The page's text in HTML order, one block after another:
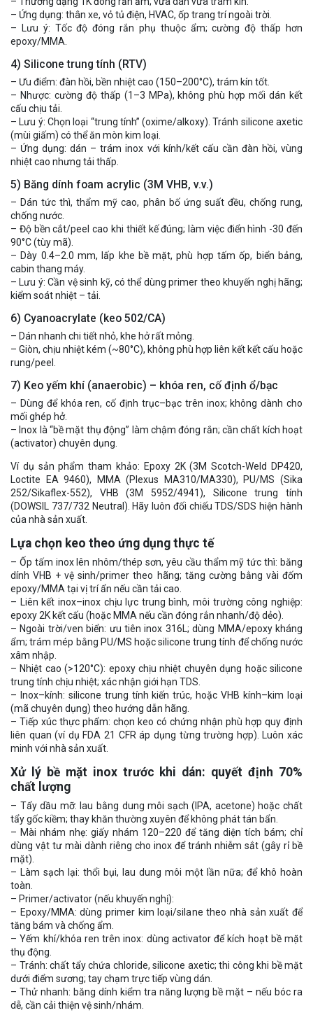
– Ứng dụng: thân xe, vỏ tủ điện, HVAC, ốp trang trí ngoài trời.
– Lưu ý: Tốc độ đóng rắn phụ thuộc ẩm; cường độ thấp hơn
epoxy/MMA.
4) Silicone trung tính (RTV)
– Ưu điểm: đàn hồi, bền nhiệt cao (150–200°C), trám kín tốt.
– Nhược: cường độ thấp (1–3 MPa), không phù hợp mối dán kết
cấu chịu tải.
– Lưu ý: Chọn loại “trung tính” (oxime/alkoxy). Tránh silicone axetic
(mùi giấm) có thể ăn mòn kim loại.
– Ứng dụng: dán – trám inox với kính/kết cấu cần đàn hồi, vùng
nhiệt cao nhưng tải thấp.
5) Băng dính foam acrylic (3M VHB, v.v.)
– Dán tức thì, thẩm mỹ cao, phân bố ứng suất đều, chống rung,
chống nước.
– Độ bền cắt/peel cao khi thiết kế đúng; làm việc điển hình -30 đến
90°C (tùy mã).
– Dày 0.4–2.0 mm, lấp khe bề mặt, phù hợp tấm ốp, biển bảng,
cabin thang máy.
– Lưu ý: Cần vệ sinh kỹ, có thể dùng primer theo khuyến nghị hãng;
kiểm soát nhiệt – tải.
6) Cyanoacrylate (keo 502/CA)
– Dán nhanh chi tiết nhỏ, khe hở rất mỏng.
– Giòn, chịu nhiệt kém (~80°C), không phù hợp liên kết kết cấu hoặc
rung/peel.
7) Keo yếm khí (anaerobic) – khóa ren, cố định ổ/bạc
– Dùng để khóa ren, cố định trục–bạc trên inox; không dành cho
mối ghép hở.
– Inox là “bề mặt thụ động” làm chậm đóng rắn; cần chất kích hoạt
(activator) chuyên dụng.
Ví dụ sản phẩm tham khảo: Epoxy 2K (3M Scotch-Weld DP420,
Loctite EA 9460), MMA (Plexus MA310/MA330), PU/MS (Sika
252/Sikaflex-552), VHB (3M 5952/4941), Silicone trung tính
(DOWSIL 737/732 Neutral). Hãy luôn đối chiếu TDS/SDS hiện hành
của nhà sản xuất.
Lựa chọn keo theo ứng dụng thực tế
– Ốp tấm inox lên nhôm/thép sơn, yêu cầu thẩm mỹ tức thì: băng
dính VHB + vệ sinh/primer theo hãng; tăng cường bằng vài đốm
epoxy/MMA tại vị trí ẩn nếu cần tải cao.
– Liên kết inox–inox chịu lực trung bình, môi trường công nghiệp:
epoxy 2K kết cấu (hoặc MMA nếu cần đóng rắn nhanh/độ dẻo).
– Ngoài trời/ven biển: ưu tiên inox 316L; dùng MMA/epoxy kháng
ẩm; trám mép bằng PU/MS hoặc silicone trung tính để chống nước
xâm nhập.
– Nhiệt cao (>120°C): epoxy chịu nhiệt chuyên dụng hoặc silicone
trung tính chịu nhiệt; xác nhận giới hạn TDS.
– Inox–kính: silicone trung tính kiến trúc, hoặc VHB kính–kim loại
(mã chuyên dụng) theo hướng dẫn hãng.
– Tiếp xúc thực phẩm: chọn keo có chứng nhận phù hợp quy định
liên quan (ví dụ FDA 21 CFR áp dụng từng trường hợp). Luôn xác
minh với nhà sản xuất.
Xử lý bề mặt inox trước khi dán: quyết định 70%
chất lượng
– Tẩy dầu mỡ: lau bằng dung môi sạch (IPA, acetone) hoặc chất
tẩy gốc kiềm; thay khăn thường xuyên để không phát tán bẩn.
– Mài nhám nhẹ: giấy nhám 120–220 để tăng diện tích bám; chỉ
dùng vật tư mài dành riêng cho inox để tránh nhiễm sắt (gây rỉ bề
mặt).
– Làm sạch lại: thổi bụi, lau dung môi một lần nữa; để khô hoàn
toàn.
– Primer/activator (nếu khuyến nghị):
– Epoxy/MMA: dùng primer kim loại/silane theo nhà sản xuất để
tăng bám và chống ẩm.
– Yếm khí/khóa ren trên inox: dùng activator để kích hoạt bề mặt
thụ động.
– Tránh: chất tẩy chứa chloride, silicone axetic; thi công khi bề mặt
dưới điểm sương; tay chạm trực tiếp vùng dán.
– Thử nhanh: băng dính kiểm tra năng lượng bề mặt – nếu bóc ra
dễ, cần cải thiện vệ sinh/nhám.